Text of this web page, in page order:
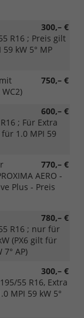
300,– €
R16 ; Preis gilt
kW 5° MP
750,– €
600,– €
; Für Extra
1.0 MPI 59
770,– €
AERO -
Plus - Preis
780,– €
R16 ; nur für
(PX6 gilt für
7° AP)
300,– €
55 R16, Extra
MPI 59 kW 5°